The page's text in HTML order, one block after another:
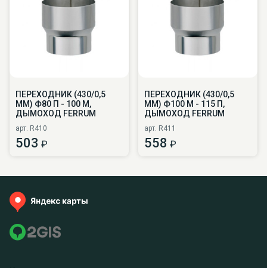
ПЕРЕХОДНИК (430/0,5
ММ) Ф80 П - 100 М,
ДЫМОХОД FERRUM
арт. R410
503 ₽
ПЕРЕХОДНИК (430/0,5
ММ) Ф100 М - 115 П,
ДЫМОХОД FERRUM
арт. R411
558 ₽